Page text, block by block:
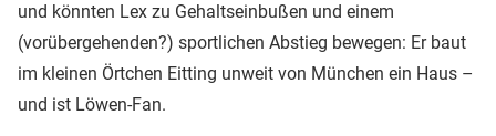
und könnten Lex zu Gehaltseinbußen und einem
(vorübergehenden?) sportlichen Abstieg bewegen: Er baut
im kleinen Örtchen Eitting unweit von München ein Haus –
und ist Löwen-Fan.